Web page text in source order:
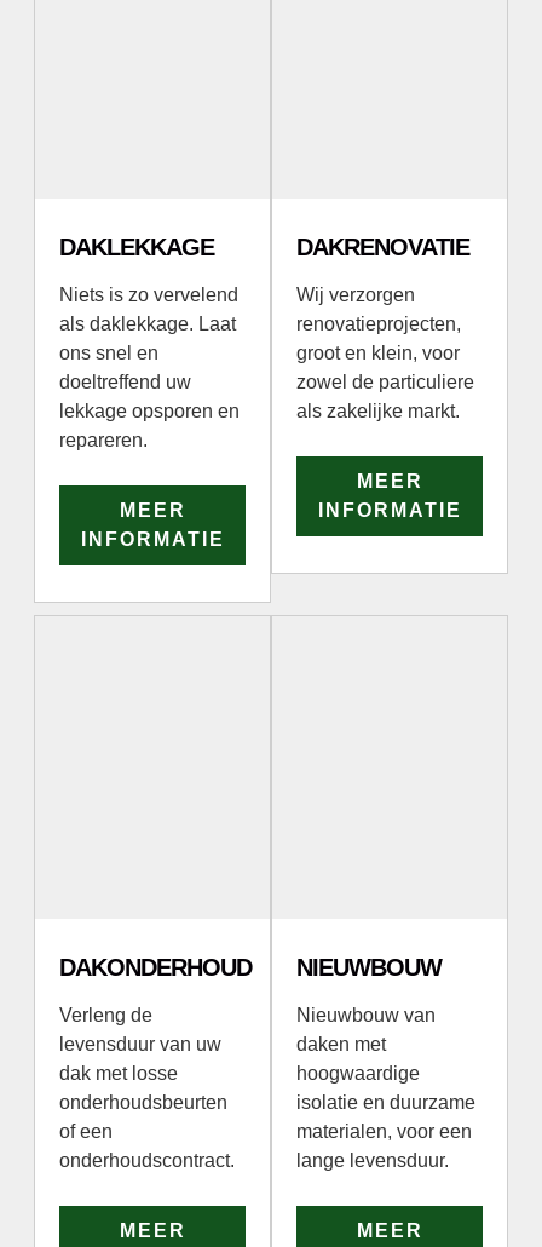
DAKLEKKAGE
Niets is zo vervelend
als daklekkage. Laat
ons snel en
doeltreffend uw
lekkage opsporen en
repareren.
MEER
INFORMATIE
DAKRENOVATIE
Wij verzorgen
renovatieprojecten,
groot en klein, voor
zowel de particuliere
als zakelijke markt.
MEER
INFORMATIE
DAKONDERHOUD
Verleng de
levensduur van uw
dak met losse
onderhoudsbeurten
of een
onderhoudscontract.
MEER
NIEUWBOUW
Nieuwbouw van
daken met
hoogwaardige
isolatie en duurzame
materialen, voor een
lange levensduur.
MEER